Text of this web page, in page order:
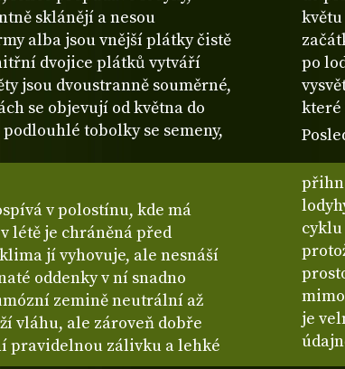
sklánějí a nesou
alba jsou vnější plátky čistě
dvojice plátků vytváří
jsou dvoustranně souměrné,
se objevují od května do
tobolky se semeny,
po
které
v polostínu, kde má
létě je chráněná před
jí vyhovuje, ale nesnáší
oddenky v ní snadno
zemině neutrální až
vláhu, ale zároveň dobře
pravidelnou zálivku a lehké
cyklu
je